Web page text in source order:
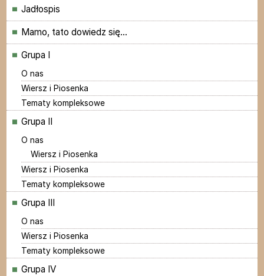
Jadłospis
Mamo, tato dowiedz się...
Grupa I
O nas
Wiersz i Piosenka
Tematy kompleksowe
Grupa II
O nas
Wiersz i Piosenka
Wiersz i Piosenka
Tematy kompleksowe
Grupa III
O nas
Wiersz i Piosenka
Tematy kompleksowe
Grupa IV